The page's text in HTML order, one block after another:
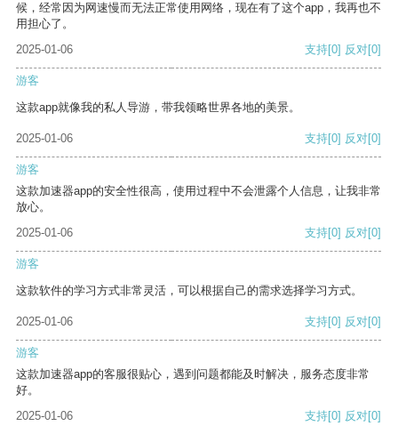
候，经常因为网速慢而无法正常使用网络，现在有了这个app，我再也不
用担心了。
2025-01-06
支持[0] 反对[0]
游客
这款app就像我的私人导游，带我领略世界各地的美景。
2025-01-06 支持[0] 反对[0]
游客
这款加速器app的安全性很高，使用过程中不会泄露个人信息，让我非常
放心。
2025-01-06
支持[0] 反对[0]
游客
这款软件的学习方式非常灵活，可以根据自己的需求选择学习方式。
2025-01-06 支持[0] 反对[0]
游客
这款加速器app的客服很贴心，遇到问题都能及时解决，服务态度非常
好。
2025-01-06
支持[0] 反对[0]